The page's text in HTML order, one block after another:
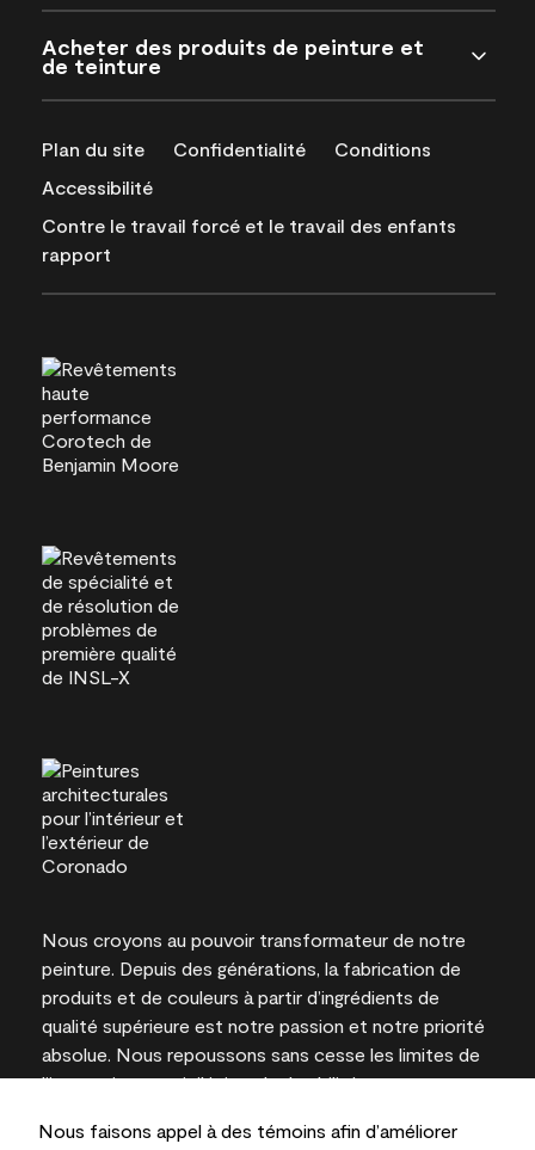
Nous faisons appel à des témoins afin d’améliorer
Acheter des produits de peinture et
de teinture
Plan du site Confidentialité
Conditions
Accessibilité
Contre le travail forcé et le travail des enfants
rapport
Nous croyons au pouvoir transformateur de notre
peinture. Depuis des générations, la fabrication de
produits et de couleurs à partir d’ingrédients de
qualité supérieure est notre passion et notre priorité
absolue. Nous repoussons sans cesse les limites de
l’innovation et privilégions la durabilité pour
l’expertise locale.